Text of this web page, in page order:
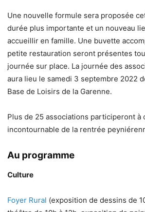
Une nouvelle formule sera proposée
durée plus importante et un nouveau
accueillir en famille. Une buvette
petite restauration seront présentes
journée sur place. La journée des
aura lieu le samedi 3 septembre 2022
Base de Loisirs de la Garenne.
Plus de 25 associations participeront à
incontournable de la rentrée
Au programme
Culture
Foyer Rural (exposition de dessins de